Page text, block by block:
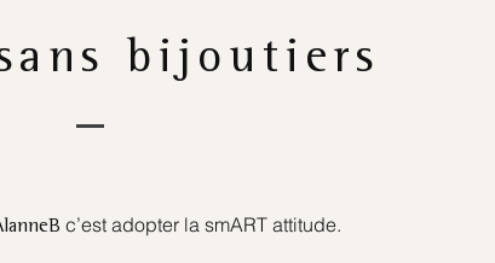
bijoutiers
c’est adopter la smART attitude.